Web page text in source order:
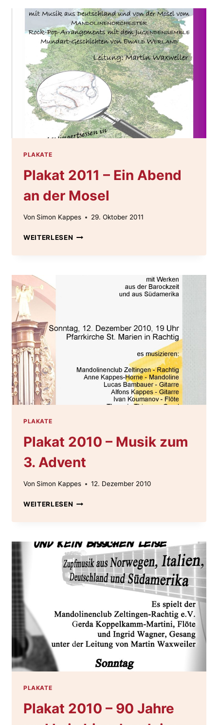
AUSFLÜGE
IN
EUROPAS
OSTEN
PLAKATE
Plakat 2011 – Ein Abend
an der Mosel
Von Simon Kappes 29. Oktober 2011
WEITERLESENPLAKAT
PLAKATE
Plakat 2010 – Musik zum
3. Advent
Von Simon Kappes 12. Dezember 2010
WEITERLESENPLAKAT
ZUM
3.
ADVENT
PLAKATE
Plakat 2010 – 90 Jahre